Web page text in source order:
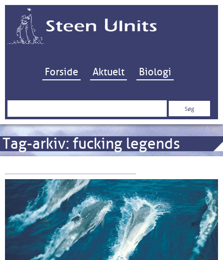
Hop til indhold
Forside Aktuelt Biologi
Søg
Tag-arkiv: fucking legends